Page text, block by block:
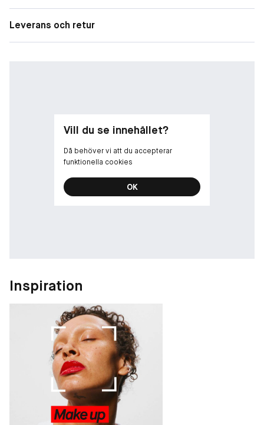
Leverans och retur
Vill du se innehållet?
Då behöver vi att du accepterar
funktionella cookies
OK
Inspiration